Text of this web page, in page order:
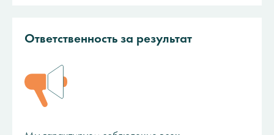
Ответственность за результат